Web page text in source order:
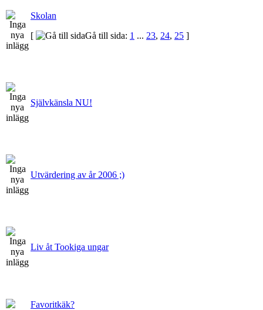
Skolan
[
Gå till sida: 1 ... 23, 24, 25 ]
Självkänsla NU!
Utvärdering av år 2006 ;)
Liv åt Tookiga ungar
Favoritkäk?